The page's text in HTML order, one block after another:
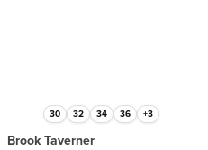
30 32 34 36 +3
Brook Taverner